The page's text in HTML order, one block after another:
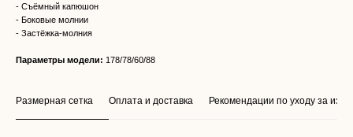
- Съёмный капюшон
- Боковые молнии
- Застёжка-молния
Параметры модели: 178/78/60/88
Размерная сетка Оплата и доставка Рекомендации по уходу за